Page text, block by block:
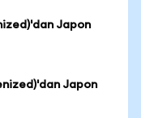
Japon
Japon